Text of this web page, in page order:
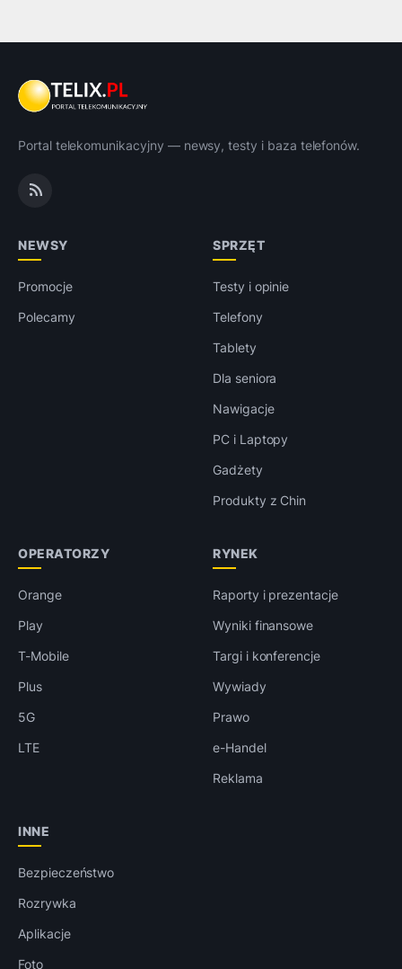
Portal telekomunikacyjny — newsy, testy i baza telefonów.
NEWSY
Promocje
Polecamy
SPRZĘT
Testy i opinie
Telefony
Tablety
Dla seniora
Nawigacje
PC i Laptopy
Gadżety
Produkty z Chin
OPERATORZY
Orange
Play
T-Mobile
Plus
5G
LTE
RYNEK
Raporty i prezentacje
Wyniki finansowe
Targi i konferencje
Wywiady
Prawo
e-Handel
Reklama
INNE
Bezpieczeństwo
Rozrywka
Aplikacje
Foto